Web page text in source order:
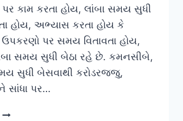
પર કામ કરતા હોય, લાંબા સમય સુધી
હોય, અભ્યાસ કરતા હોય કે
પર સમય વિતાવતા હોય,
સમય સુધી બેઠા રહે છે. કમનસીબે,
સુધી બેસવાથી કરોડરજ્જુ,
પર…
લાંબા